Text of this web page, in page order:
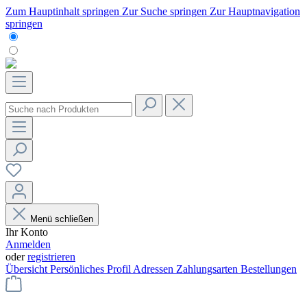
Zum Hauptinhalt springen Zur Suche springen Zur Hauptnavigation
springen
Menü schließen
Ihr Konto
Anmelden
oderregistrieren
Übersicht Persönliches Profil Adressen Zahlungsarten Bestellungen